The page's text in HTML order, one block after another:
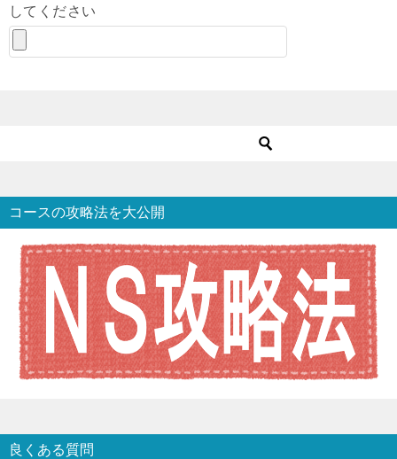
してください
コースの攻略法を大公開
良くある質問